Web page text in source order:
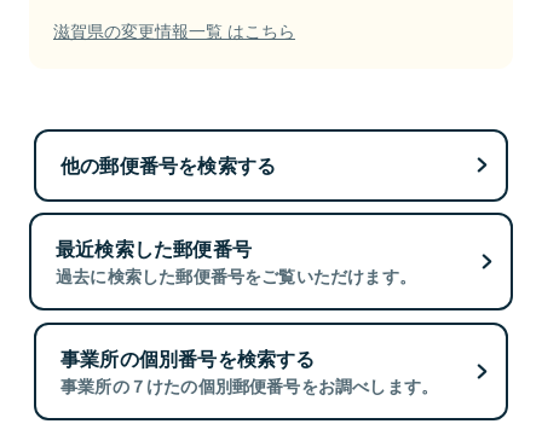
滋賀県の変更情報一覧 はこちら
他の郵便番号を検索する
最近検索した郵便番号
過去に検索した郵便番号をご覧いただけます。
事業所の個別番号を検索する
事業所の７けたの個別郵便番号をお調べします。